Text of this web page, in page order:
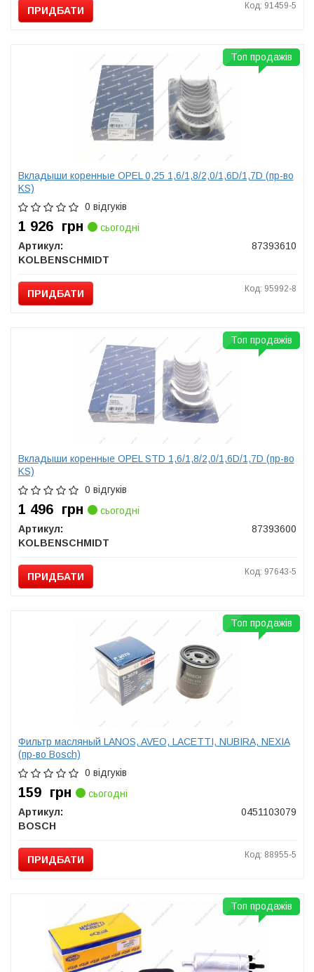
ПРИДБАТИ Код: 91459-5
Вкладыши коренные OPEL 0,25 1,6/1,8/2,0/1,6D/1,7D (пр-во
KS)
0 відгуків
1 926 грн
сьогодні
Артикул:
87393610
KOLBENSCHMIDT
ПРИДБАТИ Код: 95992-8
Топ продажів
Вкладыши коренные OPEL STD 1,6/1,8/2,0/1,6D/1,7D (пр-во
KS)
0 відгуків
1 496 грн
сьогодні
Артикул:
87393600
KOLBENSCHMIDT
ПРИДБАТИ Код: 97643-5
Топ продажів
Фильтр масляный LANOS, AVEO, LACETTI, NUBIRA, NEXIA
(пр-во Bosch)
0 відгуків
159 грн
сьогодні
Артикул:
0451103079
BOSCH
ПРИДБАТИ Код: 88955-5
Топ продажів
Топ продажів